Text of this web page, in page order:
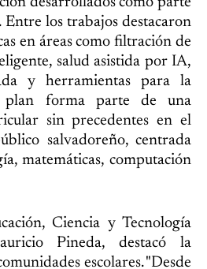
los trabajos destacaron
en áreas como filtración de
salud asistida por IA,
y herramientas para la
plan forma parte de una
sin precedentes en el
salvadoreño, centrada
matemáticas, computación
Ciencia y Tecnología
Pineda, destacó la
escolares. "Desde